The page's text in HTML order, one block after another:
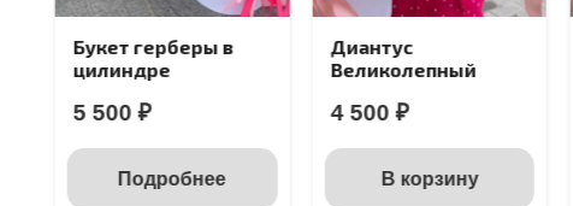
Букет герберы в
цилиндре
5 500 ₽
Подробнее
Диантус
Великолепный
4 500 ₽
В корзину